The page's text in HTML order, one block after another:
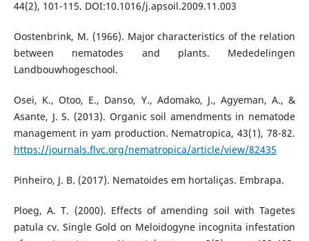
44(2), 101-115. DOI:10.1016/j.apsoil.2009.11.003
Oostenbrink, M. (1966). Major characteristics of the relation
between nematodes and plants. Mededelingen
Landbouwhogeschool.
Osei, K., Otoo, E., Danso, Y., Adomako, J., Agyeman, A., &
Asante, J. S. (2013). Organic soil amendments in nematode
management in yam production. Nematropica, 43(1), 78-82.
https://journals.flvc.org/nematropica/article/view/82435
Pinheiro, J. B. (2017). Nematoides em hortaliças. Embrapa.
Ploeg, A. T. (2000). Effects of amending soil with Tagetes
patula cv. Single Gold on Meloidogyne incognita infestation